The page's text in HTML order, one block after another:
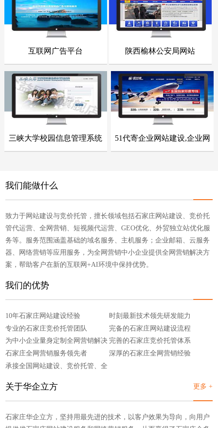
点击浏览 点击浏览
- 网站建设案例 -
点击浏览
互联网广告平台 - 网站建设案例 -
点击浏览
陕西榆林公安局网站
- 网站建设案例 -
点击浏览
三峡大学校园信息管理系统 - 网站建设案例 -
51代寄企业网站建设,企业网
我们能做什么
致力于网站建设与竞价托管，擅长领域包括石家庄网站建设、竞价托
管代运营、全网营销、短视频代运营、GEO优化、外贸独立站优化服
务等。服务范围涵盖基础的域名服务、主机服务；企业邮箱、云服务
器、网络营销等应用服务，为全网营销中小企业提供全网营销解决方
案，帮助客户在新的互联网+AI环境中保持优势。
我们的优势
10年石家庄网站建设经验
专业的石家庄竞价托管团队
为中小企业量身定制全网营销解决
方案
石家庄全网营销服务领先者
承接全国网站建设、竞价托管、全
时刻最新技术领先研发能力
完备的石家庄网站建设流程
完善的石家庄竞价托管体系
深厚的石家庄全网营销经验
更多 +
关于华企立方
石家庄华企立方，坚持用最先进的技术，以客户效果为导向，向用户